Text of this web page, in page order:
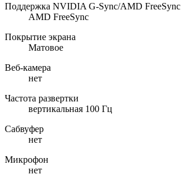
Поддержка NVIDIA G-Sync/AMD FreeSync
AMD FreeSync
Покрытие экрана
Матовое
Веб-камера
нет
Частота развертки
вертикальная 100 Гц
Сабвуфер
нет
Микрофон
нет